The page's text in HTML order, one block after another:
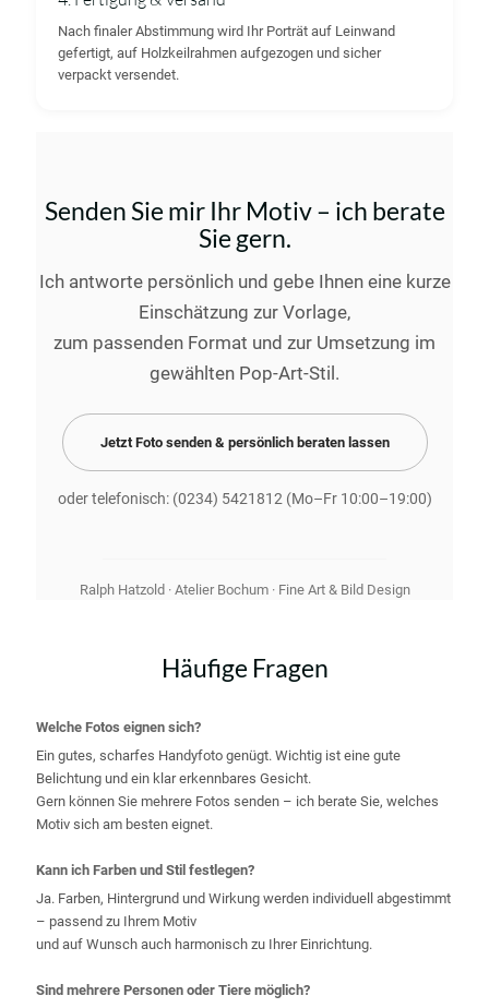
Nach finaler Abstimmung wird Ihr Porträt auf Leinwand
gefertigt, auf Holzkeilrahmen aufgezogen und sicher
verpackt versendet.
Senden Sie mir Ihr Motiv – ich berate
Sie gern.
Ich antworte persönlich und gebe Ihnen eine kurze
Einschätzung zur Vorlage,
zum passenden Format und zur Umsetzung im
gewählten Pop-Art-Stil.
Jetzt Foto senden & persönlich beraten lassen
oder telefonisch: (0234) 5421812 (Mo–Fr 10:00–19:00)
Ralph Hatzold · Atelier Bochum · Fine Art & Bild Design
Häufige Fragen
Welche Fotos eignen sich?
Ein gutes, scharfes Handyfoto genügt. Wichtig ist eine gute
Belichtung und ein klar erkennbares Gesicht.
Gern können Sie mehrere Fotos senden – ich berate Sie, welches
Motiv sich am besten eignet.
Kann ich Farben und Stil festlegen?
Ja. Farben, Hintergrund und Wirkung werden individuell abgestimmt
– passend zu Ihrem Motiv
und auf Wunsch auch harmonisch zu Ihrer Einrichtung.
Sind mehrere Personen oder Tiere möglich?